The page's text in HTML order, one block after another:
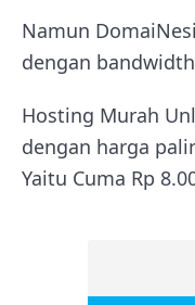
Namun
dengan
Hosting Murah
dengan harga
Yaitu Cuma Rp